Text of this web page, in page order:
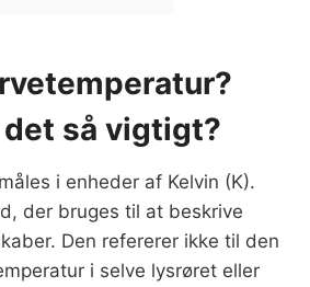
så vigtigt?
i enheder af Kelvin (K).
der bruges til at beskrive
Den refererer ikke til den
i selve lysrøret eller